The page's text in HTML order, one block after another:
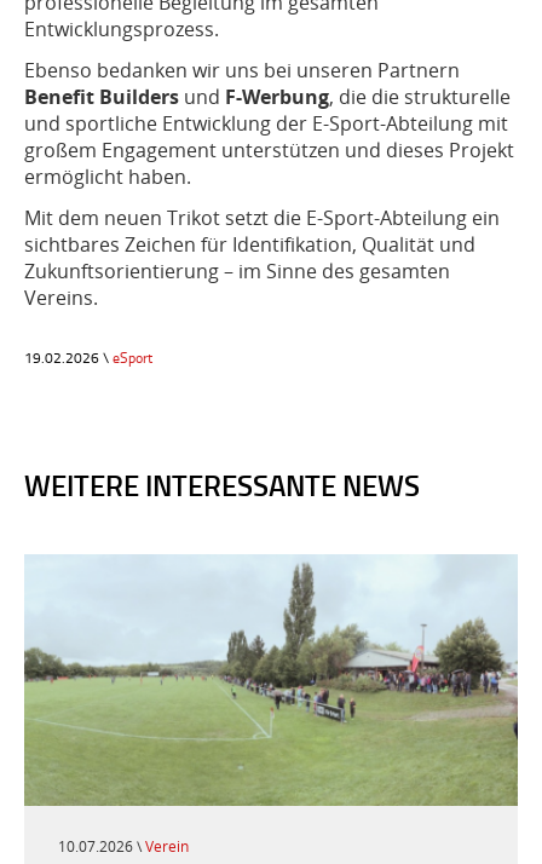
Entwicklungsprozess.
Ebenso bedanken wir uns bei unseren Partnern
Benefit Builders und F-Werbung, die die strukturelle
und sportliche Entwicklung der E-Sport-Abteilung mit
großem Engagement unterstützen und dieses Projekt
ermöglicht haben.
Mit dem neuen Trikot setzt die E-Sport-Abteilung ein
sichtbares Zeichen für Identifikation, Qualität und
Zukunftsorientierung – im Sinne des gesamten
Vereins.
19.02.2026 \eSport
WEITERE INTERESSANTE NEWS
10.07.2026 \Verein